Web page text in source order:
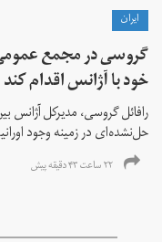
ايران
گروسی در مجمع
خود با آژانس اقدام کند
رافائل گروسی، مدیرکل آژانس
حل‌نشده‌ای در زمینه وجود
۲۲ ساعت ۴۳ دقیقه پیش